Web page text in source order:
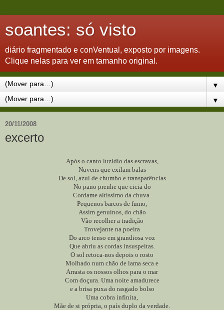
soantes: só visto
diário fragmentado e conVentual, exposto por imagens.
Clique nelas para ver em tamanho original.
▼
▼
20/11/2008
excerto
Após o canto luzidio das escravas,
Nuvens que exilam balas
De sol, azul de chumbo e transparências
No pano prenhe que cicia do
Cordame altíssimo da chuva.
Pequenos barcos de fumo,
Assim genuínos, do chão
Vão recolher a tradição
Trovejante na poeira
Do arco tenso em grandiosa voz
Que abriu as cordas insuspeitas.
O sol retoca-nos depois o rosto
Molhado num chão de lama seca e
Arrasta os nossos olhos para o mar
Com doçura. Uma noite amadurece
e a brisa puxa do rasgado bolso
Uma cobra infinita,
Mãe de si própria, o país duplo da verdade.